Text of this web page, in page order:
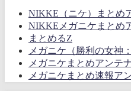
NIKKE（ニケ）まとめ
NIKKEメガニケまとめ
まとめるZ
メガニケ（勝利の女神
メガニケまとめアンテ
メガニケまとめ速報ア